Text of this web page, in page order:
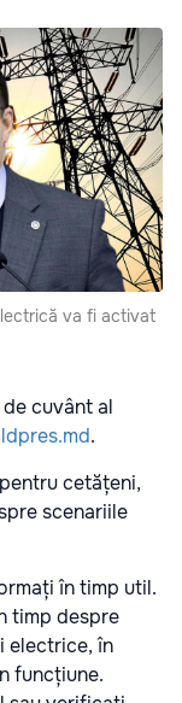
va fi activat
cuvânt al
.
cetățeni,
scenariile
în timp util.
timp despre
electrice, în
funcțiune.